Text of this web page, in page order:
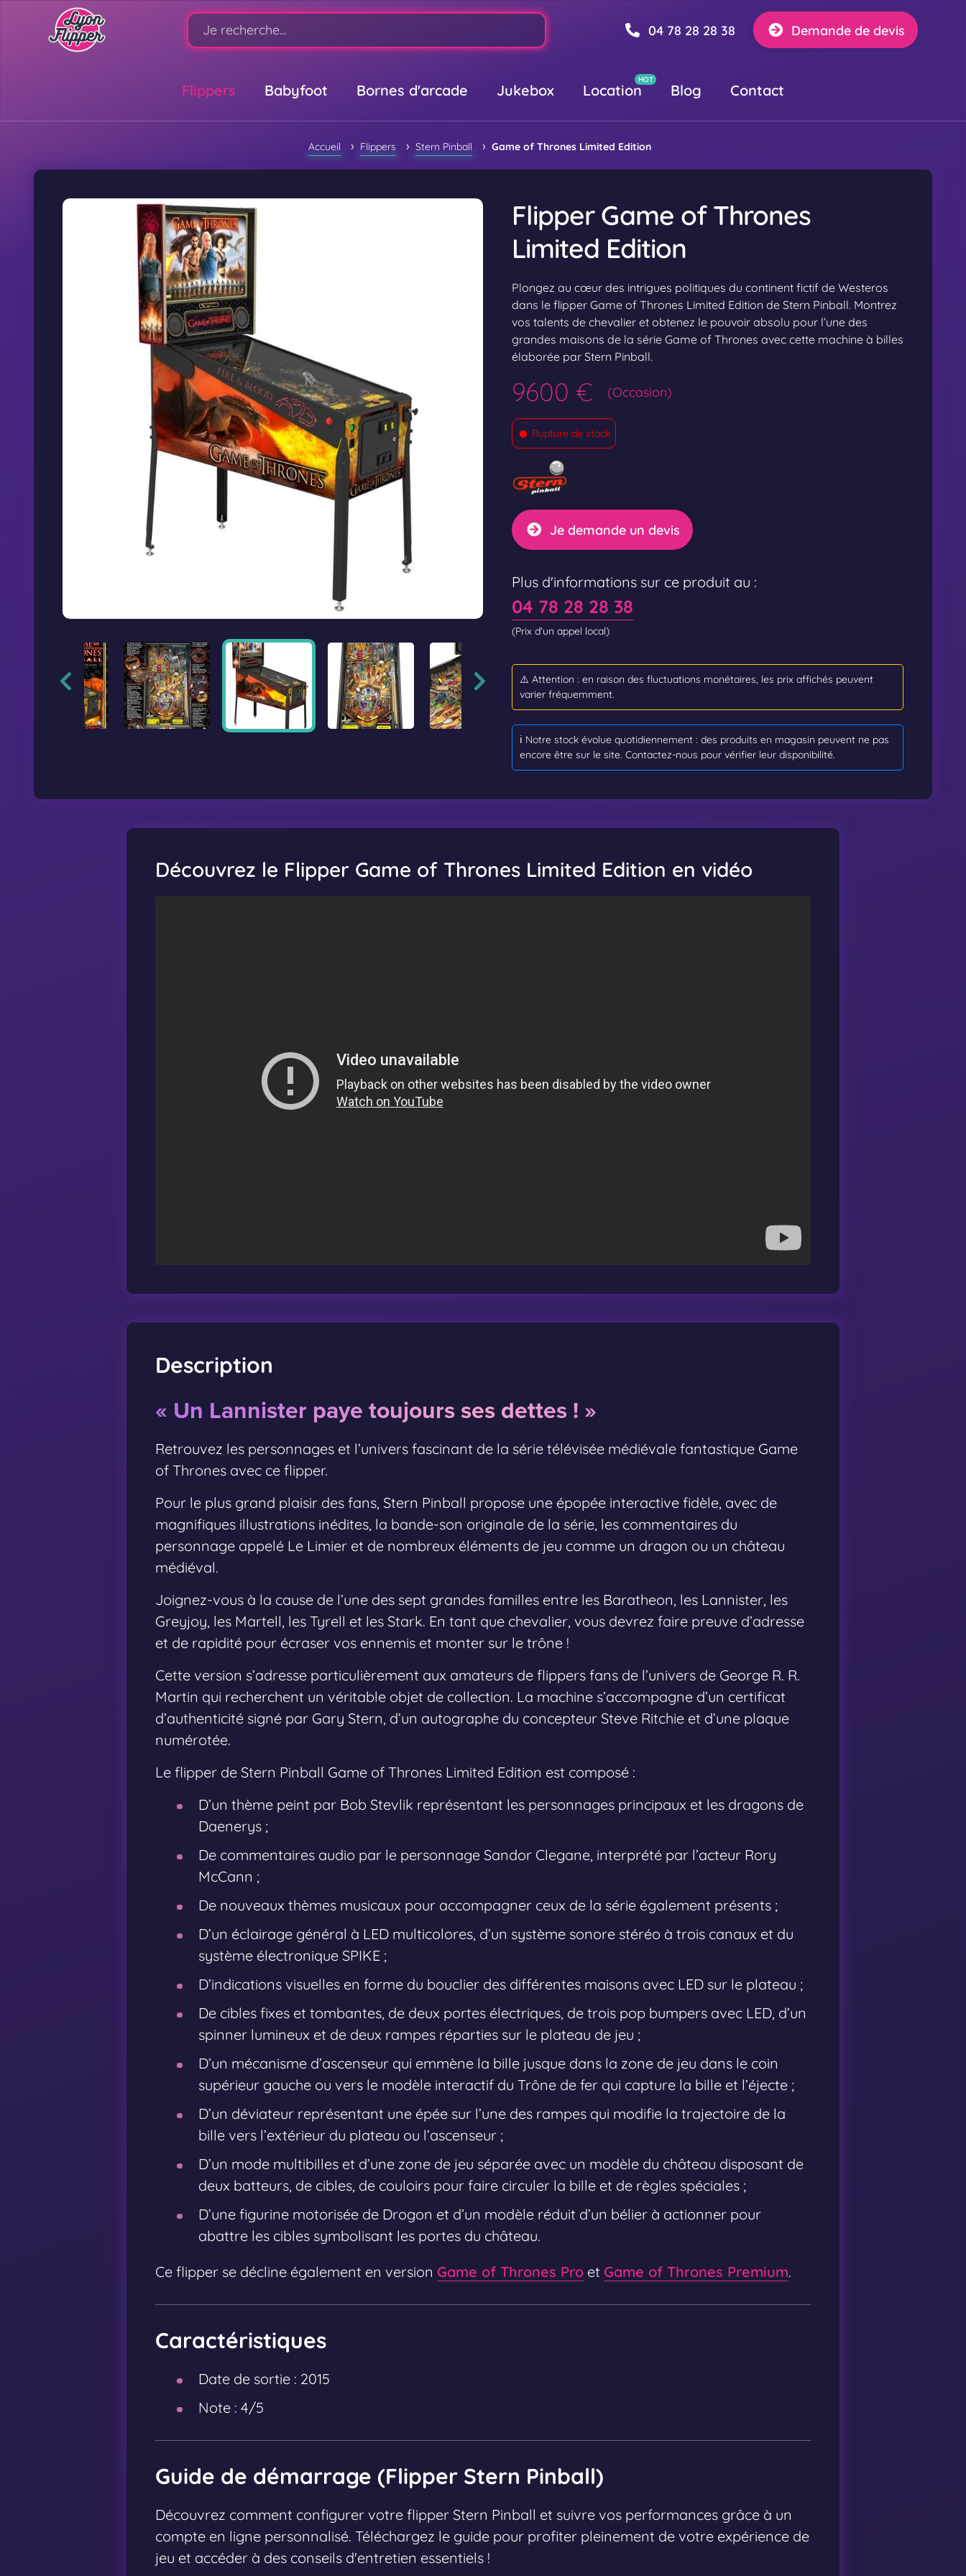
04 78 28 28 38 Demande de devis
Flippers Babyfoot Bornes d'arcade Jukebox Location Blog Contact
Accueil › Flippers › Stern Pinball › Game of Thrones Limited Edition
Flipper Game of Thrones
Limited Edition
Plongez au cœur des intrigues politiques du continent fictif de Westeros
dans le flipper Game of Thrones Limited Edition de Stern Pinball. Montrez
vos talents de chevalier et obtenez le pouvoir absolu pour l’une des
grandes maisons de la série Game of Thrones avec cette machine à billes
élaborée par Stern Pinball.
9600 € (Occasion)
• Rupture de stock
Je demande un devis
Plus d'informations sur ce produit au :
04 78 28 28 38
(Prix d'un appel local)
⚠️ Attention : en raison des fluctuations monétaires, les prix affichés peuvent
varier fréquemment.
ℹ️ Notre stock évolue quotidiennement : des produits en magasin peuvent ne pas
encore être sur le site. Contactez-nous pour vérifier leur disponibilité.
Découvrez le Flipper Game of Thrones Limited Edition en vidéo
Description
« Un Lannister paye toujours ses dettes ! »
Retrouvez les personnages et l’univers fascinant de la série télévisée médiévale fantastique Game
of Thrones avec ce flipper.
Pour le plus grand plaisir des fans, Stern Pinball propose une épopée interactive fidèle, avec de
magnifiques illustrations inédites, la bande-son originale de la série, les commentaires du
personnage appelé Le Limier et de nombreux éléments de jeu comme un dragon ou un château
médiéval.
Joignez-vous à la cause de l’une des sept grandes familles entre les Baratheon, les Lannister, les
Greyjoy, les Martell, les Tyrell et les Stark. En tant que chevalier, vous devrez faire preuve d’adresse
et de rapidité pour écraser vos ennemis et monter sur le trône !
Cette version s’adresse particulièrement aux amateurs de flippers fans de l’univers de George R. R.
Martin qui recherchent un véritable objet de collection. La machine s’accompagne d’un certificat
d’authenticité signé par Gary Stern, d’un autographe du concepteur Steve Ritchie et d’une plaque
numérotée.
Le flipper de Stern Pinball Game of Thrones Limited Edition est composé :
D’un thème peint par Bob Stevlik représentant les personnages principaux et les dragons de
Daenerys ;
De commentaires audio par le personnage Sandor Clegane, interprété par l’acteur Rory
McCann ;
De nouveaux thèmes musicaux pour accompagner ceux de la série également présents ;
D’un éclairage général à LED multicolores, d’un système sonore stéréo à trois canaux et du
système électronique SPIKE ;
D’indications visuelles en forme du bouclier des différentes maisons avec LED sur le plateau ;
De cibles fixes et tombantes, de deux portes électriques, de trois pop bumpers avec LED, d’un
spinner lumineux et de deux rampes réparties sur le plateau de jeu ;
D’un mécanisme d’ascenseur qui emmène la bille jusque dans la zone de jeu dans le coin
supérieur gauche ou vers le modèle interactif du Trône de fer qui capture la bille et l’éjecte ;
D’un déviateur représentant une épée sur l’une des rampes qui modifie la trajectoire de la
bille vers l’extérieur du plateau ou l’ascenseur ;
D’un mode multibilles et d’une zone de jeu séparée avec un modèle du château disposant de
deux batteurs, de cibles, de couloirs pour faire circuler la bille et de règles spéciales ;
D’une figurine motorisée de Drogon et d’un modèle réduit d’un bélier à actionner pour
abattre les cibles symbolisant les portes du château.
Ce flipper se décline également en version Game of Thrones Pro et Game of Thrones Premium.
Caractéristiques
Date de sortie : 2015
Note : 4/5
Guide de démarrage (Flipper Stern Pinball)
Découvrez comment configurer votre flipper Stern Pinball et suivre vos performances grâce à un
compte en ligne personnalisé. Téléchargez le guide pour profiter pleinement de votre expérience de
jeu et accéder à des conseils d'entretien essentiels !